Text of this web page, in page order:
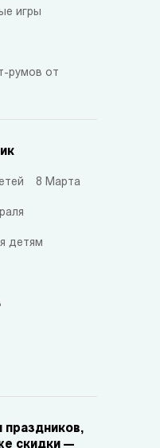
игры
румов от
8 Марта
детям
праздников,
скидки —